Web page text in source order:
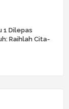
1 Dilepas
Raihlah Cita-